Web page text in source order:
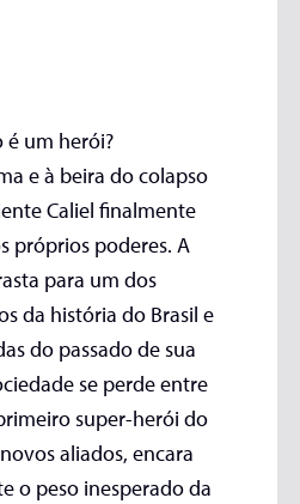
um herói?
e à beira do colapso
Caliel finalmente
próprios poderes. A
para um dos
da história do Brasil e
do passado de sua
se perde entre
super-herói do
aliados, encara
o peso inesperado da